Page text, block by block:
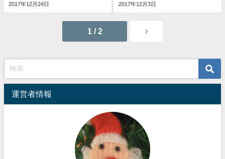
2017年12月24日 2017年12月3日
1 / 2
運営者情報